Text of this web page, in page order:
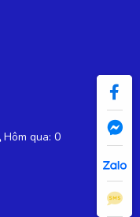
Hôm qua: 0